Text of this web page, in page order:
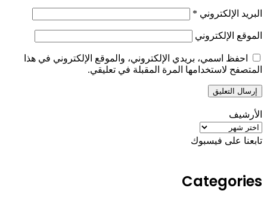
البريد الإلكتروني *
الموقع الإلكتروني
احفظ اسمي، بريدي الإلكتروني، والموقع الإلكتروني في هذا
المتصفح لاستخدامها المرة المقبلة في تعليقي.
الأرشيف
الأرشيف
تابعنا على فيسبوك
Categories